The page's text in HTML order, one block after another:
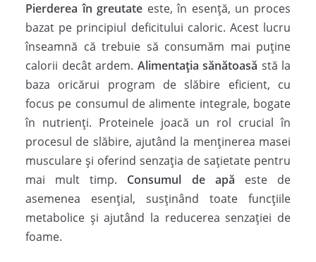
Pierderea în greutate este, în esență, un proces
bazat pe principiul deficitului caloric. Acest lucru
înseamnă că trebuie să consumăm mai puține
calorii decât ardem. Alimentația sănătoasă stă la
baza oricărui program de slăbire eficient, cu
focus pe consumul de alimente integrale, bogate
în nutrienți. Proteinele joacă un rol crucial în
procesul de slăbire, ajutând la menținerea masei
musculare și oferind senzația de sațietate pentru
mai mult timp. Consumul de apă este de
asemenea esențial, susținând toate funcțiile
metabolice și ajutând la reducerea senzației de
foame.